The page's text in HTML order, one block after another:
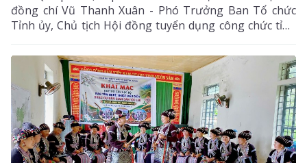
đồng chí Vũ Thanh Xuân - Phó Trưởng Ban Tổ chức
Tỉnh ủy, Chủ tịch Hội đồng tuyển dụng công chức tỉnh
cùng các thành viên hội đồng tuyển dụng, ban giám
sát, ban vấn đáp và thí sinh tham dự kỳ tuyển dụng.